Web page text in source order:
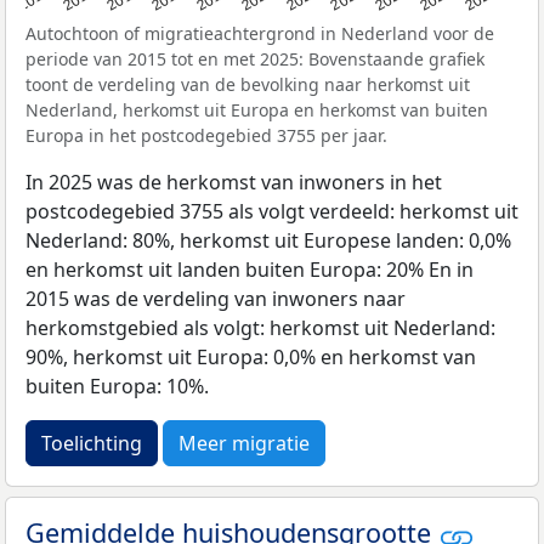
Autochtoon of migratieachtergrond in Nederland voor de
periode van 2015 tot en met 2025: Bovenstaande grafiek
toont de verdeling van de bevolking naar herkomst uit
Nederland, herkomst uit Europa en herkomst van buiten
Europa in het postcodegebied 3755 per jaar.
In 2025 was de herkomst van inwoners in het
postcodegebied 3755 als volgt verdeeld: herkomst uit
Nederland: 80%, herkomst uit Europese landen: 0,0%
en herkomst uit landen buiten Europa: 20% En in
2015 was de verdeling van inwoners naar
herkomstgebied als volgt: herkomst uit Nederland:
90%, herkomst uit Europa: 0,0% en herkomst van
buiten Europa: 10%.
Toelichting Meer migratie
Gemiddelde huishoudensgrootte